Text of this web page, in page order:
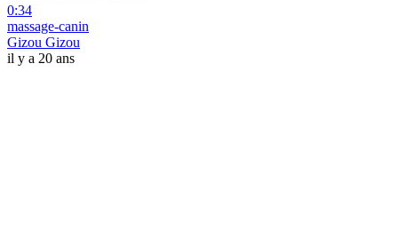
0:34
massage-canin
Gizou Gizou
il y a 20 ans